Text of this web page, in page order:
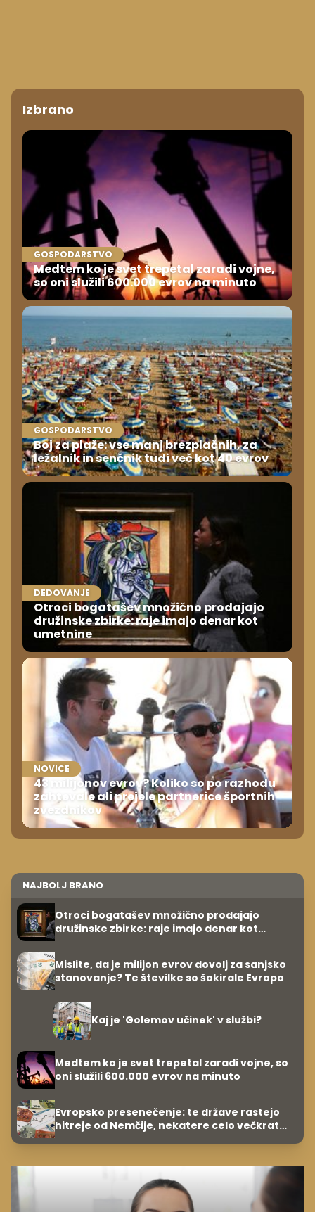
Izbrano
GOSPODARSTVO
Medtem ko je svet trepetal zaradi vojne,
so oni služili 600.000 evrov na minuto
GOSPODARSTVO
Boj za plaže: vse manj brezplačnih, za
ležalnik in senčnik tudi več kot 40 evrov
DEDOVANJE
Otroci bogatašev množično prodajajo
družinske zbirke: raje imajo denar kot
umetnine
NOVICE
43 milijonov evrov? Koliko so po razhodu
zahtevale ali prejele partnerice športnih
zvezdnikov
NAJBOLJ BRANO
Otroci bogatašev množično prodajajo
družinske zbirke: raje imajo denar kot
Mislite, da je milijon evrov dovolj za sanjsko
stanovanje? Te številke so šokirale Evropo
Kaj je 'Golemov učinek' v službi?
Medtem ko je svet trepetal zaradi vojne, so
oni služili 600.000 evrov na minuto
Evropsko presenečenje: te države rastejo
hitreje od Nemčije, nekatere celo večkrat